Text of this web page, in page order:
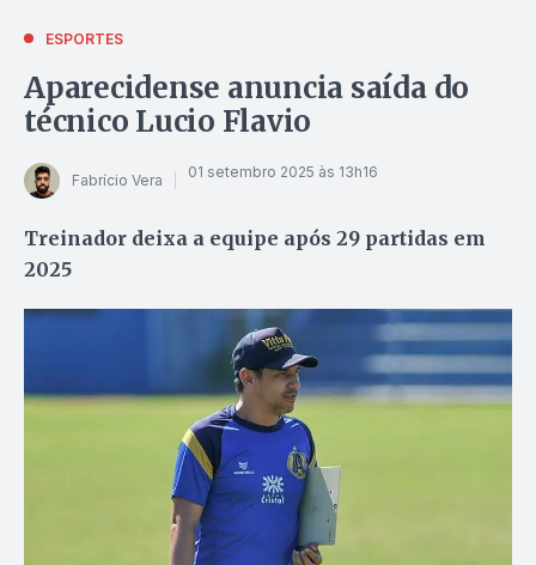
ESPORTES
Aparecidense anuncia saída do
técnico Lucio Flavio
Fabrício Vera 01 setembro 2025 às 13h16
Treinador deixa a equipe após 29 partidas em
2025